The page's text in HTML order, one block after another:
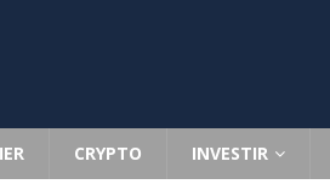
CRYPTO INVESTIR